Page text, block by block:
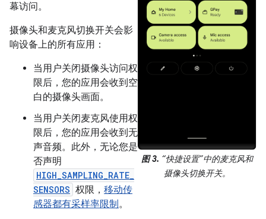
图 3. “快捷设置”中的麦克风和
摄像头切换开关。
幕访问。
摄像头和麦克风切换开关会影
响设备上的所有应用：
当用户关闭摄像头访问权
限后，您的应用会收到空
白的摄像头画面。
当用户关闭麦克风使用权
限后，您的应用会收到无
声音频。此外，无论您是
否声明
HIGH_SAMPLING_RATE_
SENSORS 权限， 移动传
感器都有采样率限制。